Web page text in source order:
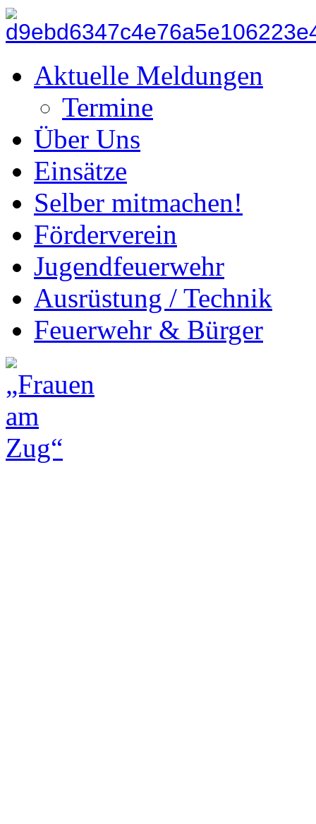
Aktuelle Meldungen
Termine
Über Uns
Einsätze
Selber mitmachen!
Förderverein
Jugendfeuerwehr
Ausrüstung / Technik
Feuerwehr & Bürger